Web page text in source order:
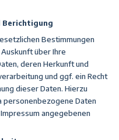
Berichtigung
Bestimmungen
über Ihre
deren Herkunft und
und ggf. ein Recht
dieser Daten. Hierzu
personenbezogene Daten
angegebenen